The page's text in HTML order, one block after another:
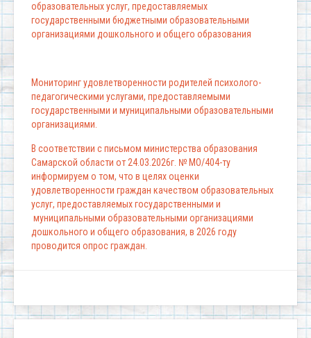
образовательных услуг, предоставляемых
государственными бюджетными образовательными
организациями дошкольного и общего образования
Мониторинг удовлетворенности родителей психолого-
педагогическими услугами, предоставляемыми
государственными и муниципальными образовательными
организациями.
В соответствии с письмом министерства образования
Самарской области от 24.03.2026г. № МО/404-ту
информируем о том, что в целях оценки
удовлетворенности граждан качеством образовательных
услуг, предоставляемых государственными и
муниципальными образовательными организациями
дошкольного и общего образования, в 2026 году
проводится опрос граждан.